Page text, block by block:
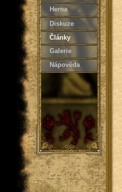
Herna
Diskuze
Články
Galerie
Nápověda